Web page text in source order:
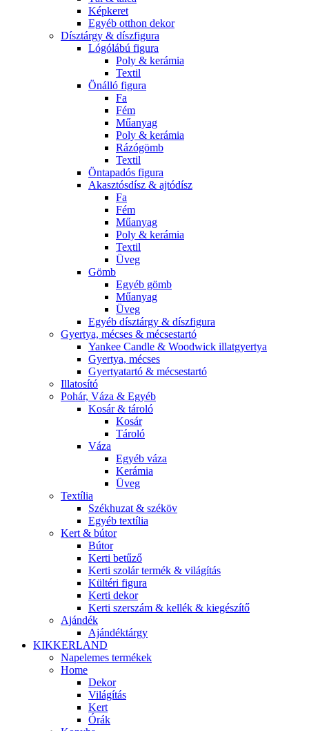
Képkeret
Egyéb otthon dekor
Dísztárgy & díszfigura
Lógólábú figura
Poly & kerámia
Textil
Önálló figura
Fa
Fém
Műanyag
Poly & kerámia
Rázógömb
Textil
Öntapadós figura
Akasztósdísz & ajtódísz
Fa
Fém
Műanyag
Poly & kerámia
Textil
Üveg
Gömb
Egyéb gömb
Műanyag
Üveg
Egyéb dísztárgy & díszfigura
Gyertya, mécses & mécsestartó
Yankee Candle & Woodwick illatgyertya
Gyertya, mécses
Gyertyatartó & mécsestartó
Illatosító
Pohár, Váza & Egyéb
Kosár & tároló
Kosár
Tároló
Váza
Egyéb váza
Kerámia
Üveg
Textília
Székhuzat & széköv
Egyéb textília
Kert & bútor
Bútor
Kerti betűző
Kerti szolár termék & világítás
Kültéri figura
Kerti dekor
Kerti szerszám & kellék & kiegészítő
Ajándék
Ajándéktárgy
KIKKERLAND
Napelemes termékek
Home
Dekor
Világítás
Kert
Órák